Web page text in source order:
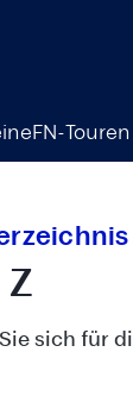
Touren
sich für